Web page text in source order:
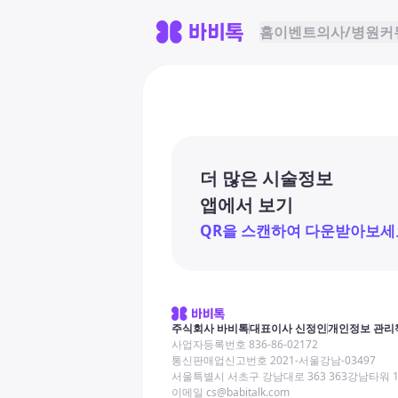
홈이벤트의사/병원커
더 많은 시술정보
앱에서 보기
QR을 스캔하여 다운받아보세
주식회사 바비톡대표이사 신정인개인정보 관리
사업자등록번호 836-86-02172
통신판매업신고번호 2021-서울강남-03497
서울특별시 서초구 강남대로 363 363강남타워
이메일 cs@babitalk.com